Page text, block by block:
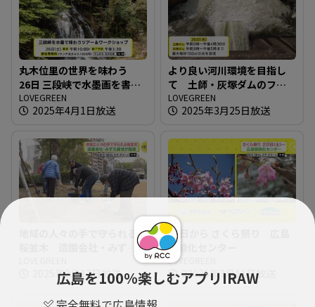
広島を100％楽しむアプリIRAW
丸木位里の世界を味わう
26日 三段峡で水墨画を書こ
う
LOVEGREEN
2025年4月1日放送
より良い河川環境を目指し
て 土師・灰塚ダムのフラ
ッシュ放流
LOVEGREEN
2025年3月25日放送
桜並木 造園会社・みずえ
2025年3月17日放送
22日から さくら祭り 広島
県緑化センター
LOVEGREEN
22025年3月11日放送